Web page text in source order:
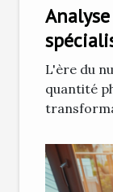
bases
L'ère du
quantité